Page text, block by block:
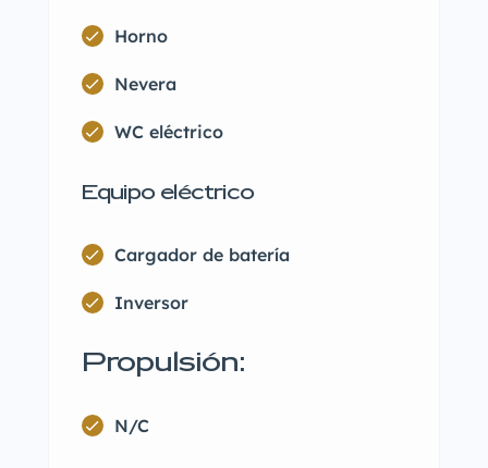
Horno
Nevera
WC eléctrico
Equipo eléctrico
Cargador de batería
Inversor
Propulsión:
N/C